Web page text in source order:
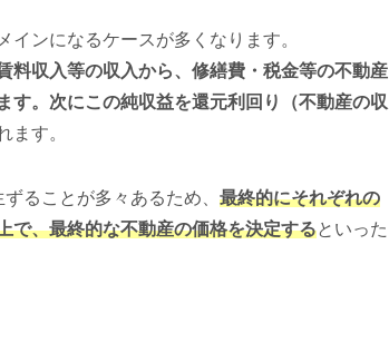
ンになるケースが多くなります。
料収入等の収入から、修繕費・税金等の不動産
す。次にこの純収益を還元利回り（不動産の収
ます。
ることが多々あるため、 最終的にそれぞれの
で、最終的な不動産の価格を決定するといった